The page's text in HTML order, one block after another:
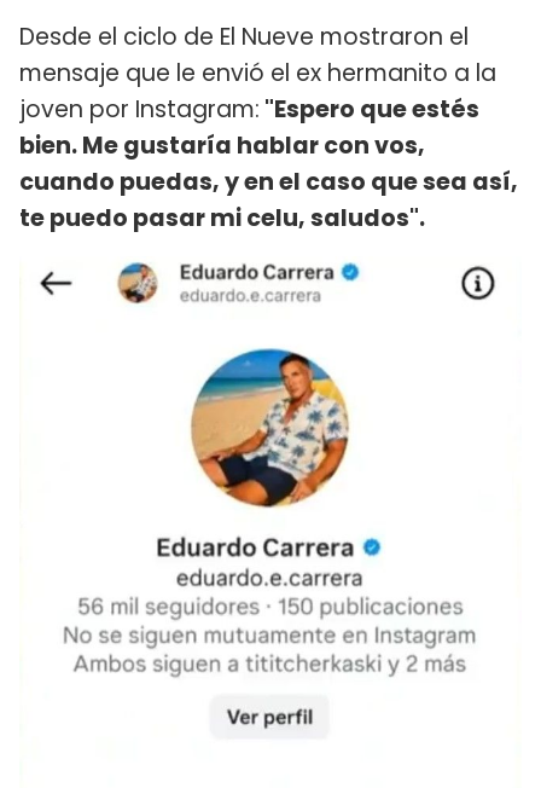
Desde el ciclo de El Nueve mostraron el
mensaje que le envió el ex hermanito a la
joven por Instagram: "Espero que estés
bien. Me gustaría hablar con vos,
cuando puedas, y en el caso que sea así,
te puedo pasar mi celu, saludos".